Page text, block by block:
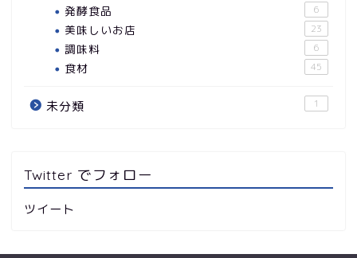
発酵食品 6
美味しいお店 23
調味料 6
食材 45
未分類 1
Twitter でフォロー
ツイート